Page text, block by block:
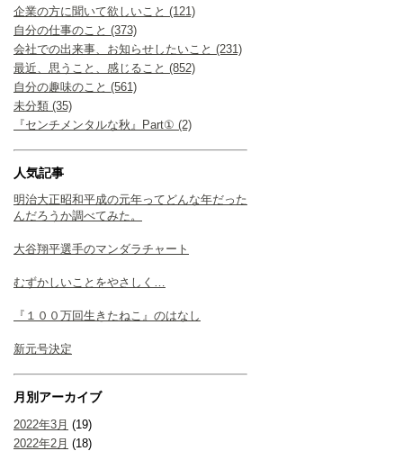
企業の方に聞いて欲しいこと (121)
自分の仕事のこと (373)
会社での出来事、お知らせしたいこと (231)
最近、思うこと、感じること (852)
自分の趣味のこと (561)
未分類 (35)
『センチメンタルな秋』Part① (2)
人気記事
明治大正昭和平成の元年ってどんな年だった
んだろうか調べてみた。
大谷翔平選手のマンダラチャート
むずかしいことをやさしく…
『１００万回生きたねこ』のはなし
新元号決定
月別アーカイブ
2022年3月 (19)
2022年2月 (18)